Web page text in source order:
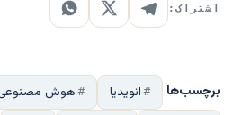
اشتراک:
برچسب‌ها انویدیا هوش